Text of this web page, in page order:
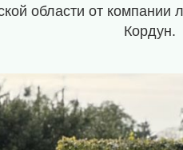
области от
Кордун.